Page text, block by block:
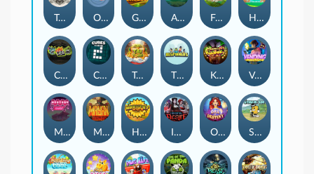
Toshi Video Club OmNom Get The Cheese Aztec Twist Fruit Duel Hop'n'Pop
Chaos Crew Cubes 2 Tai The Toad The Respinners Klowns Vending Machine
Mystery Motel Mayan Stackways Harvest Wilds Immortal Desire Orb of Destiny Stack'em